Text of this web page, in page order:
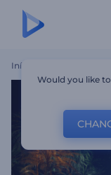
Início
Would you like